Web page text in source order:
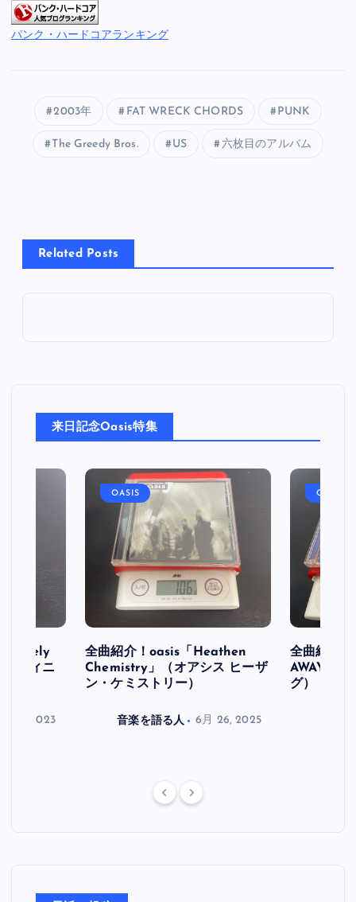
パンク・ハードコアランキング
2003年 FAT WRECK CHORDS PUNK
The Greedy Bros. US 六枚目のアルバム
Related Posts
来日記念Oasis特集
フィニ
30, 2023
OASIS
全曲紹介！oasis「Heathen
Chemistry」（オアシス ヒーザ
ン・ケミストリー）
音楽を語る人 6月 26, 2025
OASIS
全曲紹介
AWAY」
グ）